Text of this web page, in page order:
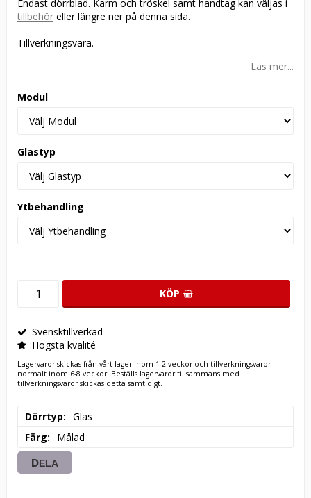
Endast dörrblad. Karm och tröskel samt handtag kan väljas i
tillbehör eller längre ner på denna sida.
Tillverkningsvara.
Läs mer...
Modul
Glastyp
Ytbehandling
KÖP
Svensktillverkad
Högsta kvalité
Lagervaror skickas från vårt lager inom 1-2 veckor och tillverkningsvaror
normalt inom 6-8 veckor. Beställs lagervaror tillsammans med
tillverkningsvaror skickas detta samtidigt.
Dörrtyp
Glas
Färg
Målad
DELA